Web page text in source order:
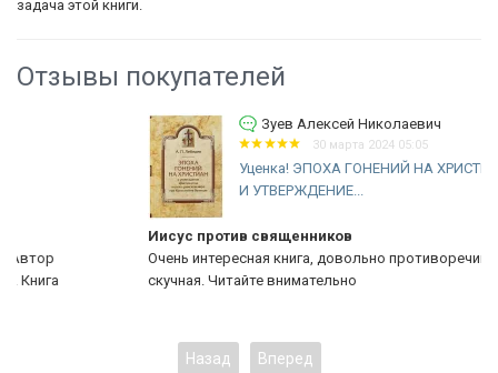
задача этой книги.
Отзывы покупателей
Зуев Алексей Николаевич
30 марта 2024 05:05
Уценка! ЭПОХА ГОНЕНИЙ НА ХРИСТИАН
И УТВЕРЖДЕНИЕ...
Иисус против священников
Очень интересная книга, довольно противоречивая но точно не
скучная. Читайте внимательно
Назад Вперед